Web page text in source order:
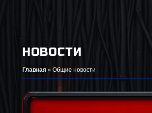
НОВОСТИ
Главная » Общие новости